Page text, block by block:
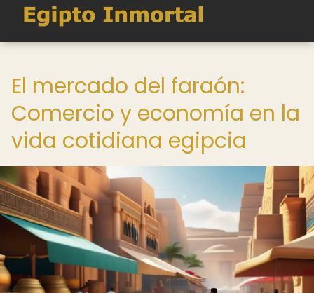
El mercado del faraón:
Comercio y economía en la
vida cotidiana egipcia